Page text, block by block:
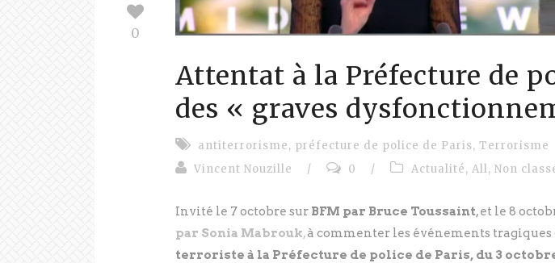
0
Attentat à la Préfecture de
des « graves
antiterrorisme, préfecture de police de Paris, Terrorisme
Vincent Nouzille
/ 0 / Actualité, All, Non
Invité le 7 octobre sur BFM par Bruce Toussaint, et le 8
par Sonia Mabrouk,à commenter les événements tragiques
terroriste à la Préfecture de police de Paris, du 3